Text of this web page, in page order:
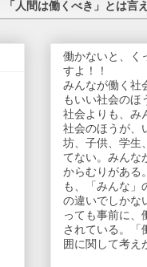
「人間は働くべき」とは言
働かないと、く
すよ！！
みんなが働く社
もいい社会のほ
社会よりも、み
社会のほうが、
坊、子供、学生
てない。みんな
からむりがある
も、「みんな」
の違いでしかな
っても事前に、
されている。「
囲に関して考え